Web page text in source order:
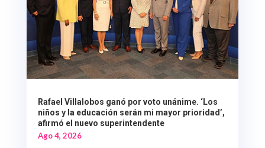
Rafael Villalobos ganó por voto unánime. ‘Los
niños y la educación serán mi mayor prioridad’,
afirmó el nuevo superintendente
Ago 4, 2026